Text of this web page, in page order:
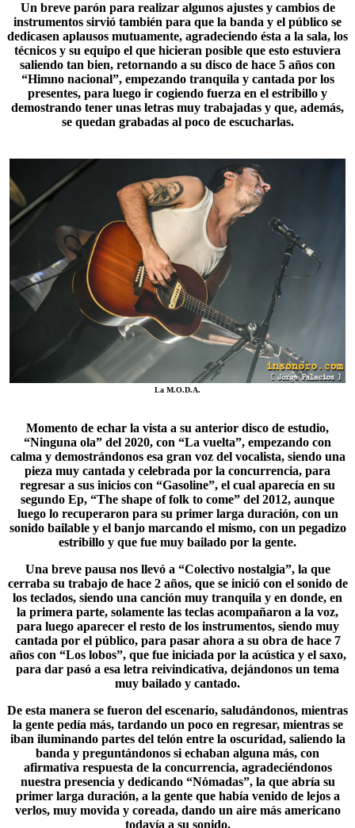
Un breve parón para realizar algunos ajustes y cambios de
instrumentos sirvió también para que la banda y el público se
dedicasen aplausos mutuamente, agradeciendo ésta a la sala, los
técnicos y su equipo el que hicieran posible que esto estuviera
saliendo tan bien, retornando a su disco de hace 5 años con
“Himno nacional”, empezando tranquila y cantada por los
presentes, para luego ir cogiendo fuerza en el estribillo y
demostrando tener unas letras muy trabajadas y que, además,
se quedan grabadas al poco de escucharlas.
La M.O.D.A.
Momento de echar la vista a su anterior disco de estudio,
“Ninguna ola” del 2020, con “La vuelta”, empezando con
calma y demostrándonos esa gran voz del vocalista, siendo una
pieza muy cantada y celebrada por la concurrencia, para
regresar a sus inicios con “Gasoline”, el cual aparecía en su
segundo Ep, “The shape of folk to come” del 2012, aunque
luego lo recuperaron para su primer larga duración, con un
sonido bailable y el banjo marcando el mismo, con un pegadizo
estribillo y que fue muy bailado por la gente.
Una breve pausa nos llevó a “Colectivo nostalgia”, la que
cerraba su trabajo de hace 2 años, que se inició con el sonido de
los teclados, siendo una canción muy tranquila y en donde, en
la primera parte, solamente las teclas acompañaron a la voz,
para luego aparecer el resto de los instrumentos, siendo muy
cantada por el público, para pasar ahora a su obra de hace 7
años con “Los lobos”, que fue iniciada por la acústica y el saxo,
para dar pasó a esa letra reivindicativa, dejándonos un tema
muy bailado y cantado.
De esta manera se fueron del escenario, saludándonos, mientras
la gente pedía más, tardando un poco en regresar, mientras se
iban iluminando partes del telón entre la oscuridad, saliendo la
banda y preguntándonos si echaban alguna más, con
afirmativa respuesta de la concurrencia, agradeciéndonos
nuestra presencia y dedicando “Nómadas”, la que abría su
primer larga duración, a la gente que había venido de lejos a
verlos, muy movida y coreada, dando un aire más americano
todavía a su sonido.